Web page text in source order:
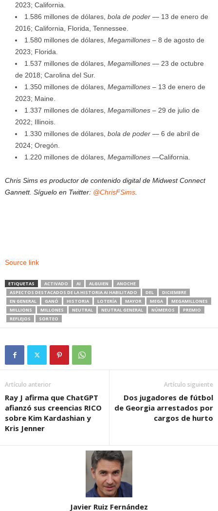
2023; California.
1.586 millones de dólares, bola de poder — 13 de enero de
2016; California, Florida, Tennessee.
1.580 millones de dólares, Megamillones – 8 de agosto de
2023; Florida.
1.537 millones de dólares, Megamillones — 23 de octubre
de 2018; Carolina del Sur.
1.350 millones de dólares, Megamillones – 13 de enero de
2023; Maine.
1.337 millones de dólares, Megamillones – 29 de julio de
2022; Illinois.
1.330 millones de dólares, bola de poder — 6 de abril de
2024; Oregón.
1.220 millones de dólares, Megamillones —California.
Chris Sims es productor de contenido digital de Midwest Connect
Gannett. Síguelo en Twitter: @ChrisFSims
Source link
ETIQUETAS ACTIVADO AI ALGUIEN
ANOCHE
ASPECTOS DESTACADOS DE LA HISTORIA AI HABILITADO
DEL
DICIEMBRE
EN GENERAL
GANÓ HISTORIA LOTERÍA MAYOR MEGA
MEGAMILLONES
MILLIONS
MILLONES NEUTRAL NEUTRAL GENERAL NÚMEROS
PREMIO
REFLEJOS
SORTEO
Artículo anterior
Ray J afirma que ChatGPT
afianzó sus creencias RICO
sobre Kim Kardashian y
Kris Jenner
Artículo siguiente
Dos jugadores de fútbol
de Georgia arrestados por
cargos de hurto
Javier Ruiz Fernández